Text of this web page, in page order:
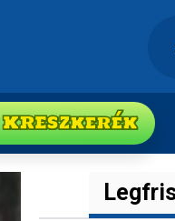
KRESZkerék